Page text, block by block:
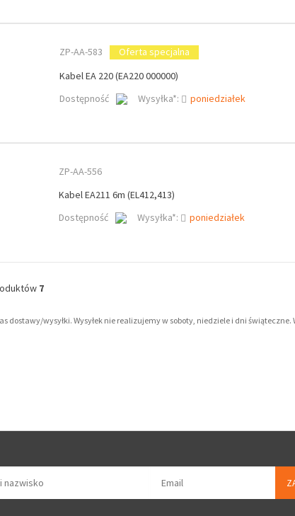
ZP-AA-583
Oferta specjalna
Kabel EA 220 (EA220 000000)
Dostępność
Wysyłka*: poniedziałek
ZP-AA-556
Kabel EA211 6m (EL412,413)
Dostępność
Wysyłka*: poniedziałek
7
dostawy/wysyłki. Wysyłek nie realizujemy w soboty, niedziele i dni